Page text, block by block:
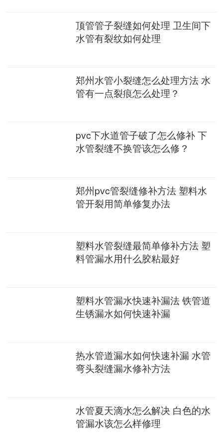
顶管管子裂缝如何处理 卫生间下
水管有裂纹如何处理
郑州水管小裂缝怎么处理方法 水
管有一点裂痕怎么处理？
pvc下水道管子破了怎么修补 下
水管裂缝不换管该怎么修？
郑州pvc管裂缝修补方法 塑料水
管开裂用简单修复办法
塑料水管裂缝最简单修补方法 塑
料管漏水用什么胶粘最好
塑料水管漏水快速补漏法 铁管道
生锈漏水如何快速补漏
热水管道漏水如何快速补漏 水管
弯头裂缝漏水修补方法
水管夏天滴水怎么解决 白色的水
管漏水该怎么样修理